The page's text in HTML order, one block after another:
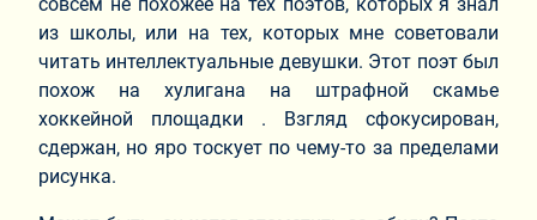
из школы, или на тех, которых мне советовали
читать интеллектуальные девушки. Этот поэт был
похож на хулигана на штрафной скамье
хоккейной площадки . Взгляд сфокусирован,
сдержан, но яро тоскует по чему-то за пределами
рисунка.